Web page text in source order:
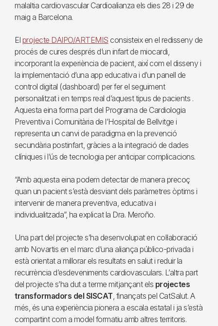
malaltia cardiovascular Cardioalianza els dies 28 i 29 de
maig a Barcelona.
El projecte DAIPO/ARTEMIS consisteix en el redisseny de
procés de cures després d’un infart de miocardi,
incorporant la experiència de pacient, així com el disseny i
la implementació d’una app educativa i d’un panell de
control digital (dashboard) per fer el seguiment
personalitzat i en temps real d’aquest tipus de pacients .
Aquesta eina forma part del Programa de Cardiologia
Preventiva i Comunitària de l’Hospital de Bellvitge i
representa un canvi de paradigma en la prevenció
secundària postinfart, gràcies a la integració de dades
clíniques i l’ús de tecnologia per anticipar complicacions.
“Amb aquesta eina podem detectar de manera precoç
quan un pacient s’està desviant dels paràmetres òptims i
intervenir de manera preventiva, educativa i
individualitzada”, ha explicat la Dra. Meroño.
Una part del projecte s’ha desenvolupat en col·laboració
amb Novartis en el marc d’una aliança público-privada i
està orientat a millorar els resultats en salut i reduir la
recurrència d’esdeveniments cardiovasculars. L’altra part
del projecte s’ha dut a terme mitjançant els projectes
transformadors del SISCAT, finançats pel CatSalut. A
més, és una experiència pionera a escala estatal i ja s’està
compartint com a model formatiu amb altres territoris.